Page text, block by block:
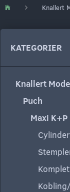
Knallert
KATEGORIER
Knallert
Puch
Maxi K+P